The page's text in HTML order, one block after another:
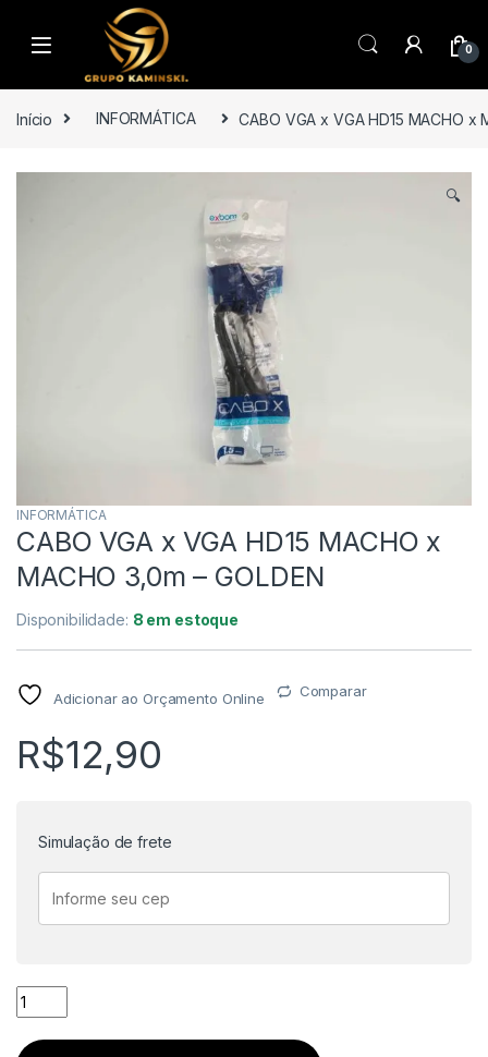
Saltar para navegação
Pular para o conteúdo
0
Início INFORMÁTICA CABO VGA x VGA HD15 MACHO x
🔍
INFORMÁTICA
CABO VGA x VGA HD15 MACHO x
MACHO 3,0m – GOLDEN
Disponibilidade: 8 em estoque
Adicionar ao Orçamento Online Comparar
R$12,90
Simulação de frete
CABO VGA x VGA HD15 MACHO x MACHO 3,0m - GOLDEN